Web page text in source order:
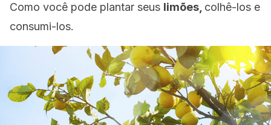
Como você pode plantar seus limões, colhê-los e
consumi-los.